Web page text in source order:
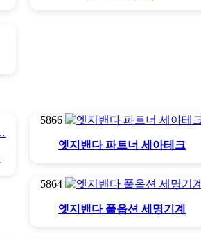
5866
엣지밴다 파트너 세아테크
5864
엣지밴다 풀옵션 세명기계